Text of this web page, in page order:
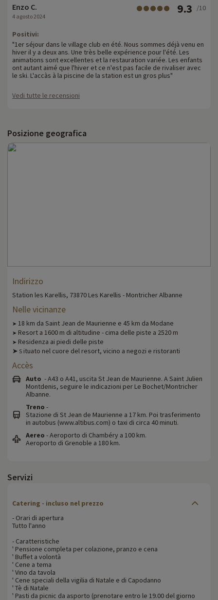
Enzo C.
4 agosto 2024
9.3 /10
Positivi:
"1er séjour dans le village club en été. Nous sommes déjà venu en
hiver il y a deux ans. Une très belle expérience pour l'été. Les
animations sont excellentes et la restauration variée. Les enfants
ont autant aimé que l'hiver et ce n'est pas facile de rivaliser avec
le ski. L'accàs à la piscine de la station est un gros plus"
Vedi tutte le recensioni
Posizione geografica
Indirizzo
Station les Karellis, 73870 Les Karellis - Montricher Albanne
Nelle vicinanze
➤ 18 km da Saint Jean de Maurienne e 45 km da Modane
➤ Resort a 1600 m di altitudine - cima delle piste a 2520 m
➤ Residenza ai piedi delle piste
➤ S ituato nel cuore del resort, vicino a negozi e ristoranti
Accès
Auto - A43 o A41, uscita St Jean de Maurienne. A Saint Julien
Montdenis, seguire le indicazioni per Le Bochet/Montricher
Albanne.
Treno -
Stazione di St Jean de Maurienne a 17 km. Poi trasferimento
in autobus (www.altibus.com) o taxi di circa 40 minuti.
Aereo - Aeroporto di Chambéry a 100 km.
Aeroporto di Grenoble a 180 km.
Servizi
Catering - incluso nel prezzo
- Orari di apertura
Tutto l'anno
- Caratteristiche
' Pensione completa per colazione, pranzo e cena
' Buffet a volontà
' Cene a tema
' Vino da tavola
' Cene speciali della vigilia di Natale e di Capodanno
' Tè di Natale
' Pasti da picnic da asporto (prenotare entro le 19.00 del giorno